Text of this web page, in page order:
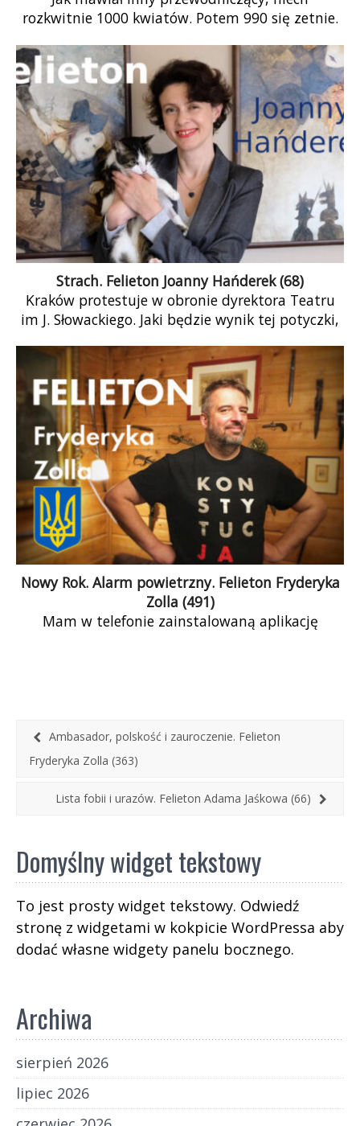
rozkwitnie 1000 kwiatów. Potem 990 się zetnie.
Uważni czytelnicy – zwłaszcza ci, którzy odrobinę
się orientują w sprawach państwa i polityki –
żywić będą nadzieję, że jednak nie. Tyle że nie
każdy może oczekiwać tego samego fiaska.
Strach. Felieton Joanny Hańderek (68)
Kraków protestuje w obronie dyrektora Teatru
im J. Słowackiego. Jaki będzie wynik tej potyczki,
że artystów nie da się uciszyć. Jak zawsze, PiS
próbuje niszczyć, ale akurat ten bastion nie jest
łatwy do zdobycia. W moim felietonie piszę o sile
sztuki.
Nowy Rok. Alarm powietrzny. Felieton Fryderyka
Zolla (491)
Mam w telefonie zainstalowaną aplikację
odwołaniu „trwogi”. Ludzie się do trwóg
przyzwyczajają, ale metaliczny turkot irańskich
częściej też niebo przecinają złowrogie cygara
Ambasador, polskość i zauroczenie. Felieton
Fryderyka Zolla (363)
Lista fobii i urazów. Felieton Adama Jaśkowa (66)
Domyślny widget tekstowy
To jest prosty widget tekstowy. Odwiedź
stronę z widgetami w kokpicie WordPressa aby
dodać własne widgety panelu bocznego.
Archiwa
sierpień 2026
lipiec 2026